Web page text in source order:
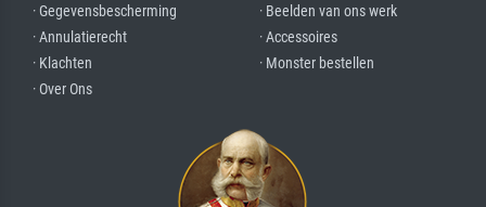
· Gegevensbescherming
· Annulatierecht
· Klachten
· Over Ons
· Beelden van ons werk
· Accessoires
· Monster bestellen